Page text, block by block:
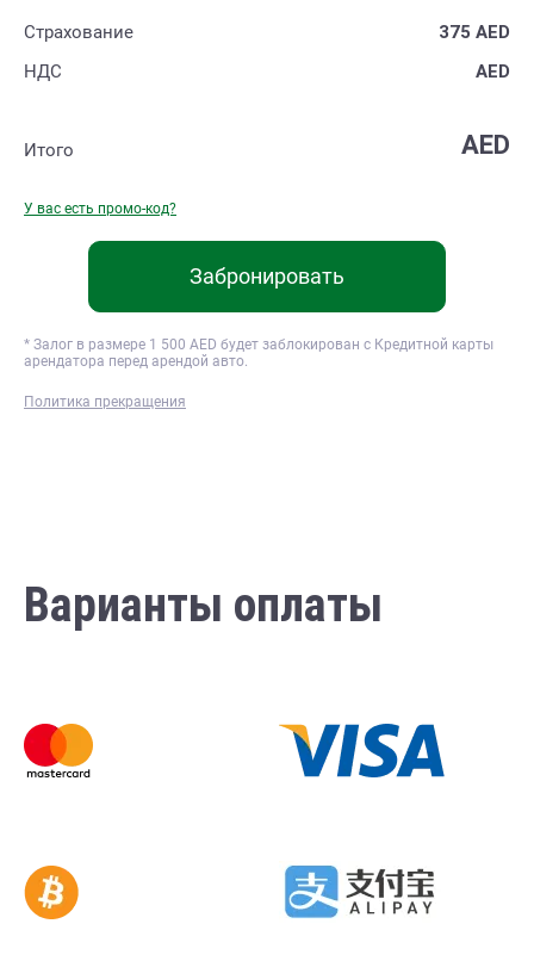
Страхование 375 AED
НДС
AED
Итого AED
У вас есть промо-код?
* Залог в размере 1 500 AED будет заблокирован с Кредитной карты
арендатора перед арендой авто.
Политика прекращения
Забронировать
Варианты оплаты